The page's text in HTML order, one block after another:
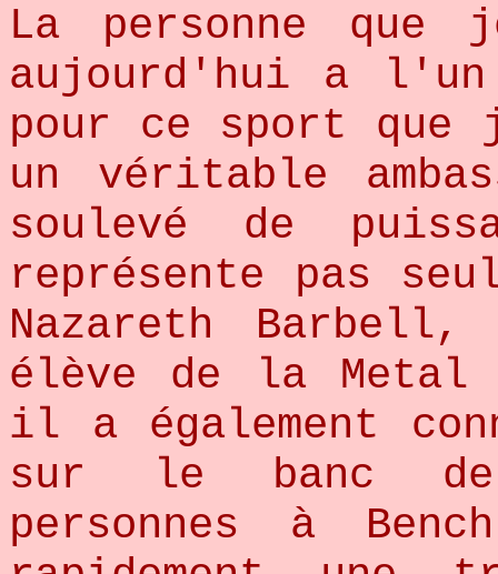
La personne que
aujourd'hui a l'un
pour ce sport
un véritable
soulevé de
représente pas
Nazareth
élève de la
il a également
sur le banc de
personnes à